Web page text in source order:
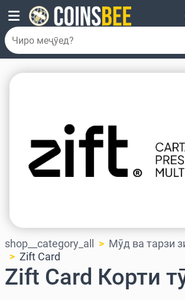
shop__category_all
Мӯд ва тарзи
Zift Card
Zift Card Корти